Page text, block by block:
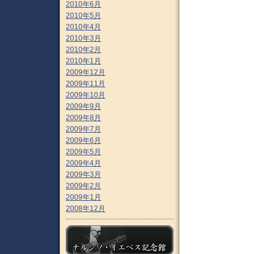
2010年6月
2010年5月
2010年4月
2010年3月
2010年2月
2010年1月
2009年12月
2009年11月
2009年10月
2009年9月
2009年8月
2009年7月
2009年6月
2009年5月
2009年4月
2009年3月
2009年2月
2009年1月
2008年12月